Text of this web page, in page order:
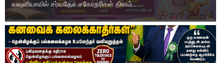
வவுனியாவில் சர்வதேச சகோதரிகள் தினம்...